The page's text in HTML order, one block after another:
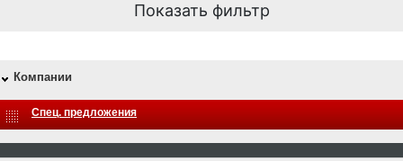
Показать фильтр
Компании
Спец. предложения